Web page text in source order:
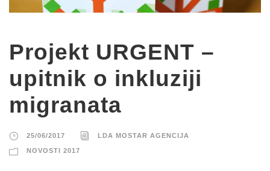
Projekt URGENT –
upitnik o inkluziji
migranata
25/06/2017 LDA MOSTAR AGENCIJA
NOVOSTI 2017